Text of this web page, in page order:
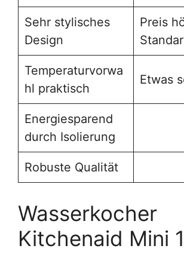
Sehr stylisches
Design
Preis
Temperaturvorwa
hl praktisch
Etwas
Energiesparend
durch Isolierung
Robuste Qualität
Wasserkocher
Kitchenaid Mini